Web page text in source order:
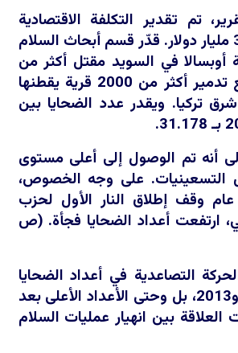
تم تقدير التكلفة الاقتصادية
للصراع بمبلغ 300 مليار دولار. قدّر قسم أبحاث السلام
أوبسالا في السويد مقتل أكثر من
30000 كردي، مع تدمير أكثر من 2000 قرية يقطنها
تركيا. ويقدر عدد الضحايا بين
أنه تم الوصول إلى أعلى مستوى
التسعينيات. على وجه الخصوص،
عام 1993، عام وقف إطلاق النار الأول لحزب
ارتفعت أعداد الضحايا فجأة. (ص
التصاعدية في أعداد الضحايا
بين عامي 2011 و2013، بل وحتى الأعداد الأعلى بعد
أظهرت العلاقة بين انهيار عمليات السلام